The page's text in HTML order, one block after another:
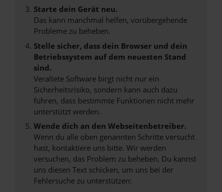
Starte dein Gerät neu.
Das kann manchmal helfen, vorübergehende
Probleme zu beheben.
Stelle sicher, dass dein Browser und dein
Betriebssystem auf dem neuesten Stand
sind.
Veraltete Software birgt nicht nur ein
Sicherheitsrisiko, sondern kann auch dazu
führen, dass bestimmte Funktionen nicht mehr
unterstützt werden.
Wende dich an den Webseitenbetreiber.
Wenn du alle oben genannten Schritte versucht
hast, kontaktiere uns bitte. Wir werden
versuchen, das Problem zu beheben. Du kannst
uns diesen Text schicken, um uns bei der
Fehlersuche zu unterstützen: